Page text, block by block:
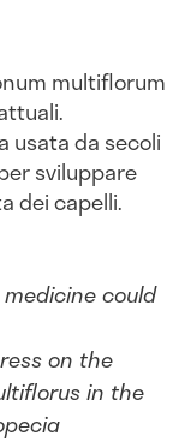
multiflorum
usata da secoli
sviluppare
dei capelli.
could
on the
in the